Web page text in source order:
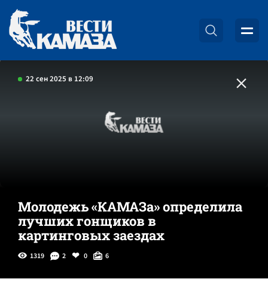
22 сен 2025 в 12:09
Молодежь «КАМАЗа» определила
лучших гонщиков в
картинговых заездах
1319 2 0 6